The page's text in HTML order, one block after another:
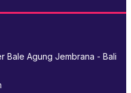
Bale Agung Jembrana - Bali